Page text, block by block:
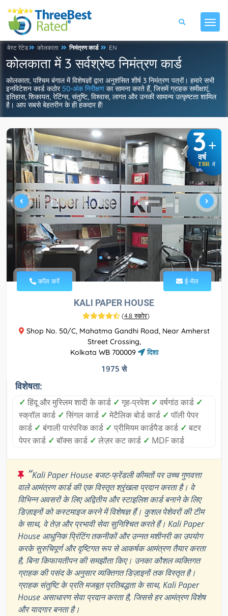
बेस्ट रेटेड कोलकाता निमंत्रण कार्ड EN
कोलकाता में 3 सर्वश्रेष्ठ निमंत्रण कार्ड
कोलकाता, पश्चिम बंगाल में विशेषज्ञों द्वारा अनुशंसित शीर्ष 3 निमंत्रण पत्रों। हमारे सभी
इनविटेशन कार्ड कठोर 50-अंक निरीक्षण का सामना करते हैं, जिसमें ग्राहक समीक्षाएं,
इतिहास, शिकायत, रेटिंग्स, संतुष्टि, विश्वास, लागत और उनकी सामान्य उत्कृष्टता शामिल
है। आप सबसे बेहतरीन के ही हकदार हैं!
3+
वर्ष
TBR में
कॉल करें ई-मेल
KALI PAPER HOUSE
(4.8 स्कोर)
Shop No. 50/C, Mahatma Gandhi Road, Near Amherst
Street Crossing,
Kolkata WB 700009
दिशा
1975 से
विशेषता:
✓ हिंदू और मुस्लिम शादी के कार्ड ✓ गृह-प्रवेश ✓ वर्षगांठ कार्ड ✓
स्क्रॉल कार्ड ✓ सिंगल कार्ड ✓ मेटैलिक बोर्ड कार्ड ✓ पॉली पेपर
कार्ड ✓ बंगाली पारंपरिक कार्ड ✓ प्रीमियम कार्डपैड कार्ड ✓ बटर
पेपर कार्ड ✓ बॉक्स कार्ड ✓ लेज़र कट कार्ड ✓ MDF कार्ड
“Kali Paper House बजट-फ्रेंडली कीमतों पर उच्च गुणवत्ता
वाले आमंत्रण कार्ड की एक विस्तृत श्रृंखला प्रदान करता है। वे
विभिन्न अवसरों के लिए अद्वितीय और स्टाइलिश कार्ड बनाने के लिए
डिज़ाइनों को कस्टमाइज करने में विशेषज्ञ हैं। कुशल पेशेवरों की टीम
के साथ, वे तेज़ और प्रभावी सेवा सुनिश्चित करते हैं। Kali Paper
House आधुनिक प्रिंटिंग तकनीकों और उन्नत मशीनरी का उपयोग
करके सुरुचिपूर्ण और दृष्टिगत रूप से आकर्षक आमंत्रण तैयार करता
है, बिना किफायतीपन की समझौता किए। उनका कौशल व्यक्तिगत
ग्राहक की पसंद के अनुसार व्यक्तिगत डिज़ाइनों तक विस्तृत है।
ग्राहक संतुष्टि के प्रति मजबूत प्रतिबद्धता के साथ, Kali Paper
House असाधारण सेवा प्रदान करता है, जिससे हर आमंत्रण विशेष
और यादगार बनता है।